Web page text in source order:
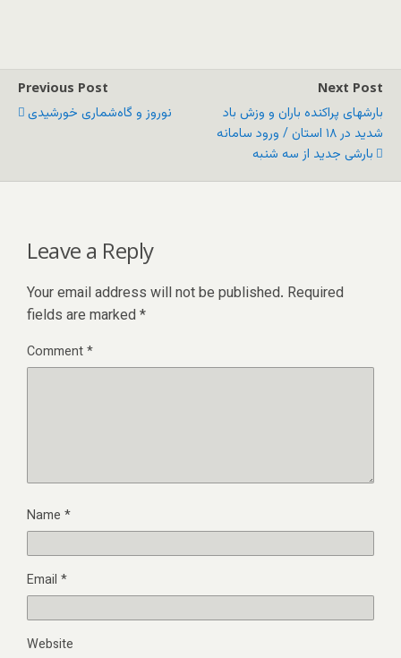
Previous Post
نوروز و گاه‌شماری خورشیدی
Next Post
بارشهای پراکنده باران و وزش باد
شدید در ۱۸ استان / ورود سامانه
بارشی جدید از سه شنبه
Leave a Reply
Your email address will not be published. Required
fields are marked *
Comment*
Name *
Email *
Website